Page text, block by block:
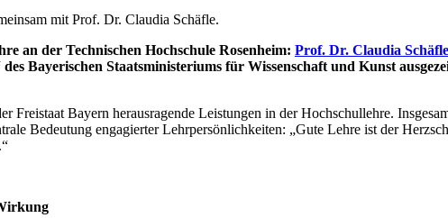
mit Prof. Dr. Claudia Schäfle.
an der Technischen Hochschule Rosenheim: Prof. Dr. Claudia Schäfle
Bayerischen Staatsministeriums für Wissenschaft und Kunst
Freistaat Bayern herausragende Leistungen in der Hochschullehre.
Bedeutung engagierter Lehrpersönlichkeiten: „Gute Lehre ist der